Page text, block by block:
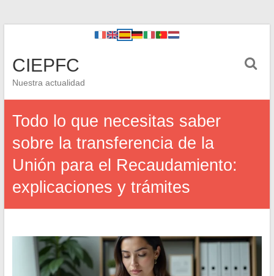
CIEPFC
Nuestra actualidad
Todo lo que necesitas saber
sobre la transferencia de la
Unión para el Recaudamiento:
explicaciones y trámites